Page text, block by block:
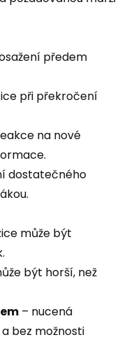
předem
při překročení
na nové
dostatečného
může být
být horší, než
– nucená
bez možnosti